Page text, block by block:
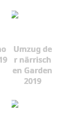
Umzug de
r närrisch
en Garden
2019